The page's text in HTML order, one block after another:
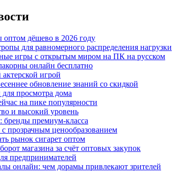
оптом дёшево в 2026 году
для равномерного распределения нагрузки
игры с открытым миром на ПК на русском
онлайн бесплатно
игрой
обновление знаний со скидкой
просмотра дома
на пике популярности
и высокий уровень
бренды премиум-класса
прозрачным ценообразованием
рынок сигарет оптом
магазина за счёт оптовых закупок
предпринимателей
онлайн: чем дорамы привлекают зрителей